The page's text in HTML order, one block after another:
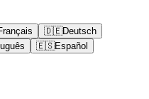
🇩🇪Deutsch
🇪🇸Español